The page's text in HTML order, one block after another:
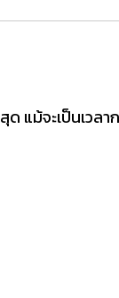
แม้จะเป็นเวลา